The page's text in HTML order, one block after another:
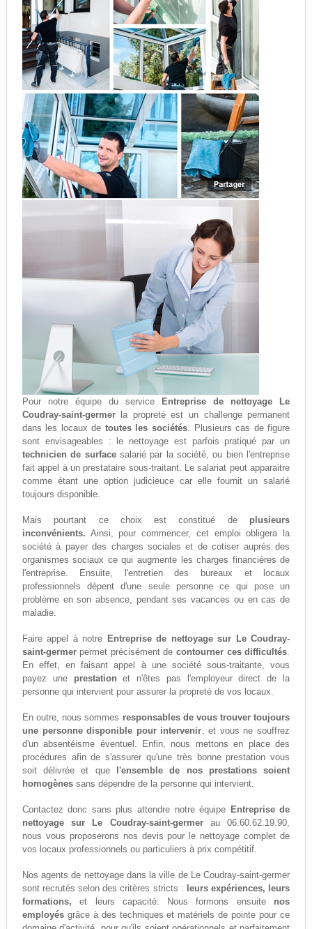
Pour notre équipe du service
Entreprise de nettoyage Le
Coudray-saint-germerla propreté est un challenge permanent
dans les locaux de toutes les sociétés. Plusieurs cas de figure
sont envisageables : le nettoyage est parfois pratiqué par un
technicien de surfacesalarié par la société, ou bien l'entreprise
fait appel à un prestataire sous-traitant. Le salariat peut apparaitre
comme étant une option judicieuce car elle fournit un salarié
toujours disponible.
Mais pourtant ce choix est constitué de plusieurs
inconvénients. Ainsi, pour commencer, cet emploi obligera la
société à payer des charges sociales et de cotiser auprès des
organismes sociaux ce qui augmente les charges financières de
l'entreprise. Ensuite, l'entretien des bureaux et locaux
professionnels dépent d'une seule personne ce qui pose un
problème en son absence, pendant ses vacances ou en cas de
maladie.
Faire appel à notre Entreprise de nettoyage sur Le Coudray-
saint-germerpermet précisément decontourner ces difficultés.
En effet, en faisant appel à une société sous-traitante, vous
payez une prestation et n'êtes pas l'employeur direct de la
personne qui intervient pour assurer la propreté de vos locaux.
En outre, nous sommes responsables de vous trouver toujours
une personne disponible pour intervenir, et vous ne souffrez
d'un absentéisme éventuel. Enfin, nous mettons en place des
procédures afin de s'assurer qu'une très bonne prestation vous
soit délivrée et que
l'ensemble de nos prestations soient
homogènessans dépendre de la personne qui intervient.
Contactez donc sans plus attendre notre équipe Entreprise de
nettoyage sur Le Coudray-saint-germerau 06.60.62.19.90,
nous vous proposerons nos devis pour le nettoyage complet de
vos locaux professionnels ou particuliers à prix compétitif.
Nos agents de nettoyage dans la ville de Le Coudray-saint-germer
sont recrutés selon des critères stricts : leurs expériences, leurs
formations, et leurs capacité. Nous formons ensuite nos
employésgrâce à des techniques et matériels de pointe pour ce